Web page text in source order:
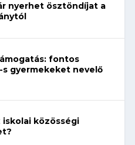
nyerhet ösztöndíjat a
fontos
s gyermekeket nevelő
iskolai közösségi